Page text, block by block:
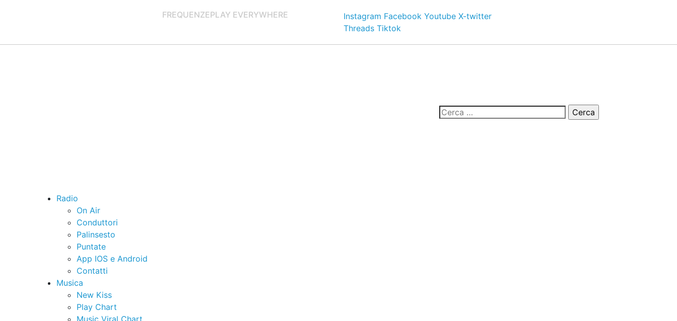
FREQUENZEPLAY EVERYWHERE Instagram Facebook Youtube X-twitter
Threads Tiktok
Radio
On Air
Conduttori
Palinsesto
Puntate
App IOS e Android
Contatti
Musica
New Kiss
Play Chart
Music Viral Chart